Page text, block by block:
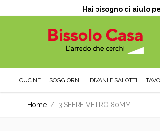
Hai bisogno di aiuto
CUCINE SOGGIORNI DIVANI E SALOTTI
Home / 3 SFERE VETRO 80MM